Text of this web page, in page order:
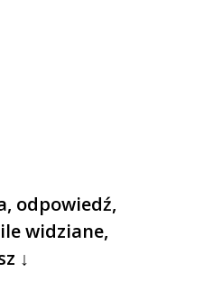
odpowiedź,
widziane,
↓